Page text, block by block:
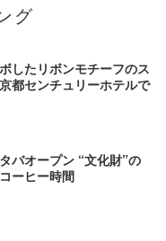
グ
したリボンモチーフのス
都センチュリーホテルで
バオープン “文化財”の
ーヒー時間